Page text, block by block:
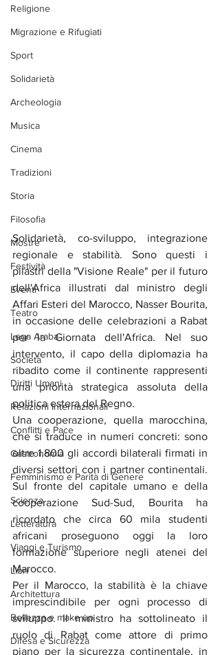
Religione
Migrazione e Rifugiati
Sport
Solidarietà
Archeologia
Musica
Cinema
Tradizioni
Storia
Filosofia
Mostre
Festività
Eventi
Teatro
Lega Araba
Società
Diritti Umani
Relazioni Internazionali
Conflitti e Pace
Gastronomia
Femminismo e Parità di Genere
Scienza
Letteratura
Viaggi e Turismo
Libri
Architettura
Bellezza e make up
Difesa e Sicurezza
Solidarietà, co-sviluppo, integrazione
regionale e stabilità. Sono questi i
pilastri della "Visione Reale" per il futuro
dell'Africa illustrati dal ministro degli
Affari Esteri del Marocco, Nasser Bourita,
in occasione delle celebrazioni a Rabat
per la Giornata dell'Africa. Nel suo
intervento, il capo della diplomazia ha
ribadito come il continente rappresenti
una priorità strategica assoluta della
politica estera del Regno.
Una cooperazione, quella marocchina,
che si traduce in numeri concreti: sono
oltre 1.800 gli accordi bilaterali firmati in
diversi settori con i partner continentali.
Sul fronte del capitale umano e della
cooperazione Sud-Sud, Bourita ha
ricordato che circa 60 mila studenti
africani proseguono oggi la loro
formazione superiore negli atenei del
Marocco.
Per il Marocco, la stabilità è la chiave
imprescindibile per ogni processo di
sviluppo. Il ministro ha sottolineato il
ruolo di Rabat come attore di primo
piano per la sicurezza continentale, in